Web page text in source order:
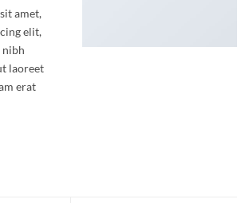
amet,
elit,
nibh
laoreet
erat